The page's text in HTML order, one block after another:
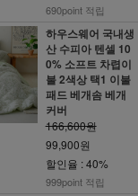
690point 적립
하우스웨어 국내생
산 수피아 텐셀 10
0% 소프트 차렵이
불 2색상 택1 이불
패드 베개솜 베개
커버
166,600원
99,900원
할인율 : 40%
999point 적립